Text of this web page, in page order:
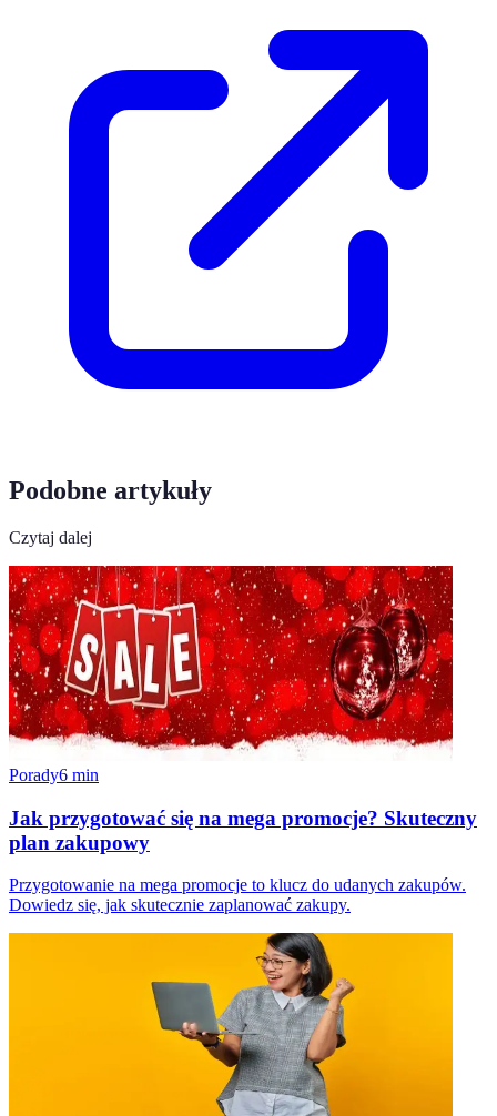
Podobne artykuły
Czytaj dalej
Porady6 min
Jak przygotować się na mega promocje? Skuteczny
plan zakupowy
Przygotowanie na mega promocje to klucz do udanych zakupów.
Dowiedz się, jak skutecznie zaplanować zakupy.